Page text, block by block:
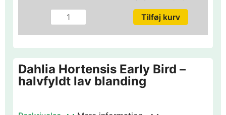
Dahlia Hortensis Early Bird –
halvfyldt lav blanding